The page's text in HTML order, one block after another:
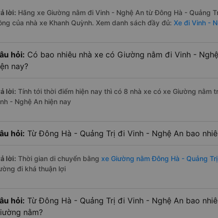
lời: Hãng xe Giường nằm đi Vinh - Nghệ An từ Đông Hà - Quảng
của nhà xe Khanh Quỳnh. Xem danh sách đầy đủ: Xe đi Vinh -
hỏi: Có bao nhiêu nhà xe có Giường nằm đi Vinh -
nay?
lời: Tính tới thời điểm hiện nay thì có 8 nhà xe có xe Giường nằm
- Nghệ An hiện nay
hỏi: Từ Đông Hà - Quảng Trị đi Vinh - Nghệ An bao
lời: Thời gian di chuyển bằng xe Giường nằm Đông Hà - Quảng
đi khá thuận lợi
hỏi: Từ Đông Hà - Quảng Trị đi Vinh - Nghệ An bao
nằm?